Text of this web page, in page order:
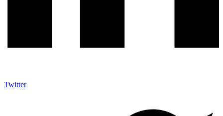
Twitter